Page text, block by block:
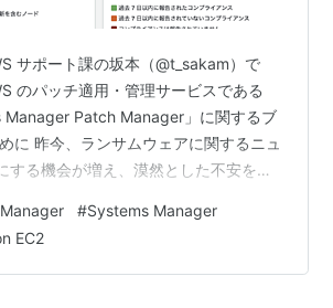
サポート課の坂本（@t_sakam）で
のパッチ適用・管理サービスである
Manager Patch Manager」に関するブ
に 昨今、ランサムウェアに関するニュ
する機会が増え、漠然とした不安を感
アというと、ゼロデイ脆弱性や高度な
されがちですが、以下のセキュリティ
が公開しているレポートを見ると、そ
#Systems Manager
EC2